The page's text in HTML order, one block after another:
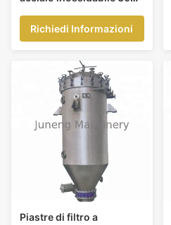
Richiedi Informazioni
Piastre di filtro a